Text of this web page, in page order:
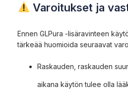
Varoitukset ja
Ennen GLPura -lisäravinteen
tärkeää huomioida seuraavat
Raskauden, raskauden
aikana käytön tulee olla